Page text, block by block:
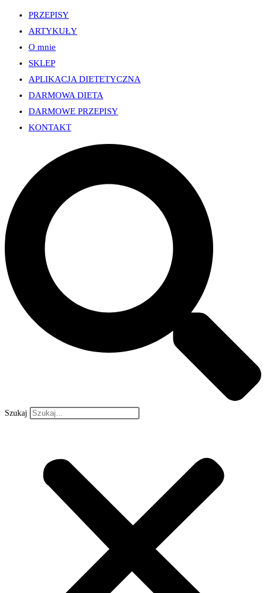
PRZEPISY
ARTYKUŁY
O mnie
SKLEP
APLIKACJA DIETETYCZNA
DARMOWA DIETA
DARMOWE PRZEPISY
KONTAKT
Szukaj